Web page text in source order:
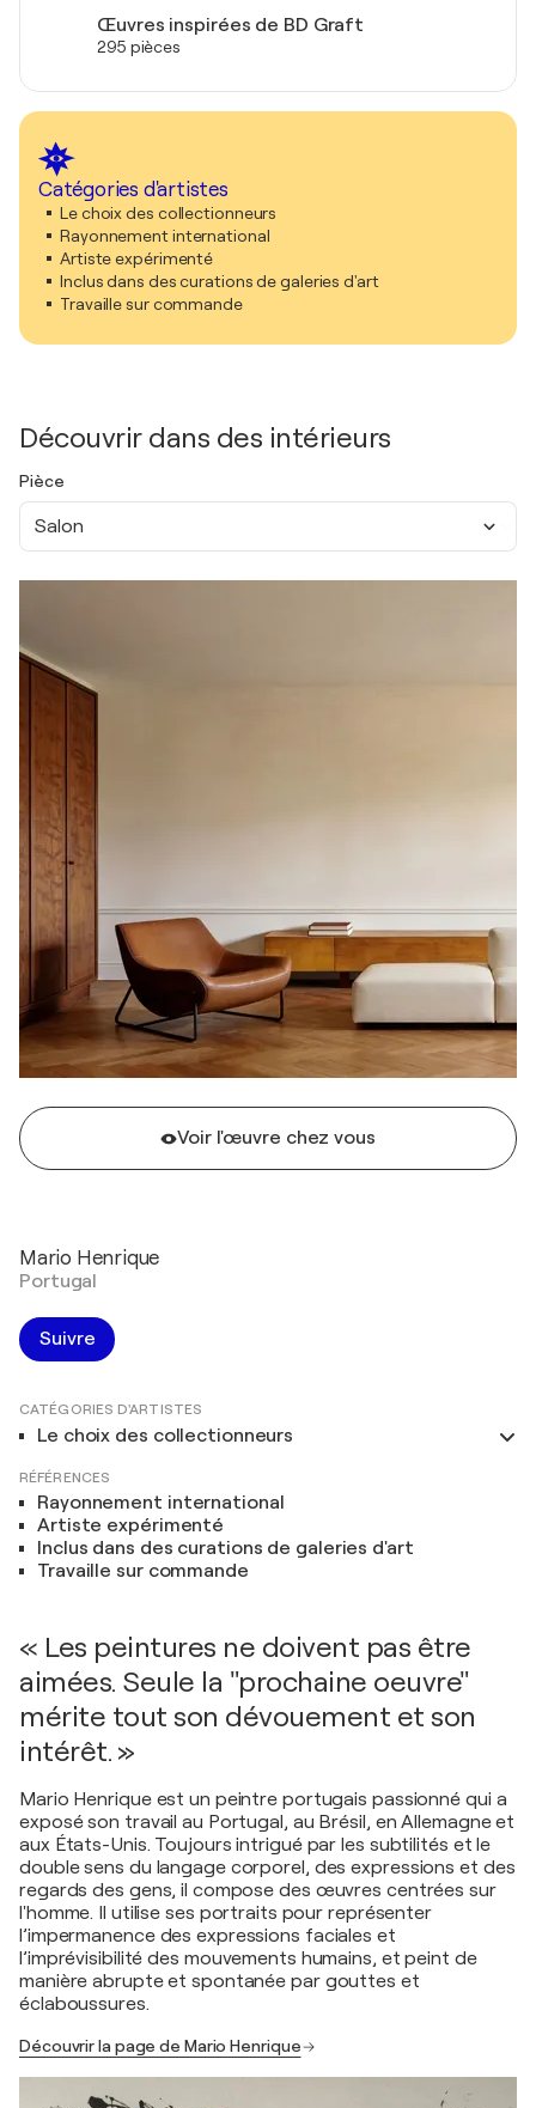
Œuvres inspirées de BD Graft
295 pièces
Catégories d'artistes
Le choix des collectionneurs
Rayonnement international
Artiste expérimenté
Inclus dans des curations de galeries d'art
Travaille sur commande
Découvrir dans des intérieurs
Pièce
Salon
Voir l'œuvre chez vous
Mario Henrique
Portugal
Suivre
CATÉGORIES D'ARTISTES
Le choix des collectionneurs
RÉFÉRENCES
Rayonnement international
Artiste expérimenté
Inclus dans des curations de galeries d'art
Travaille sur commande
« Les peintures ne doivent pas être
aimées. Seule la "prochaine oeuvre"
mérite tout son dévouement et son
intérêt. »
Mario Henrique est un peintre portugais passionné qui a
exposé son travail au Portugal, au Brésil, en Allemagne et
aux États-Unis. Toujours intrigué par les subtilités et le
double sens du langage corporel, des expressions et des
regards des gens, il compose des œuvres centrées sur
l'homme. Il utilise ses portraits pour représenter
l’impermanence des expressions faciales et
l’imprévisibilité des mouvements humains, et peint de
manière abrupte et spontanée par gouttes et
éclaboussures.
Découvrir la page de Mario Henrique